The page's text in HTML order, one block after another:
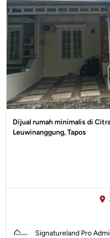
Dijual rumah minimalis di
Leuwinanggung, Tapos
Signatureland Pro